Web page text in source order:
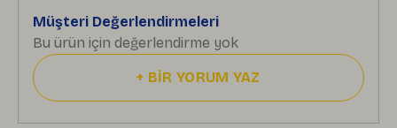
Müşteri Değerlendirmeleri
Bu ürün için değerlendirme yok
+ BİR YORUM YAZ